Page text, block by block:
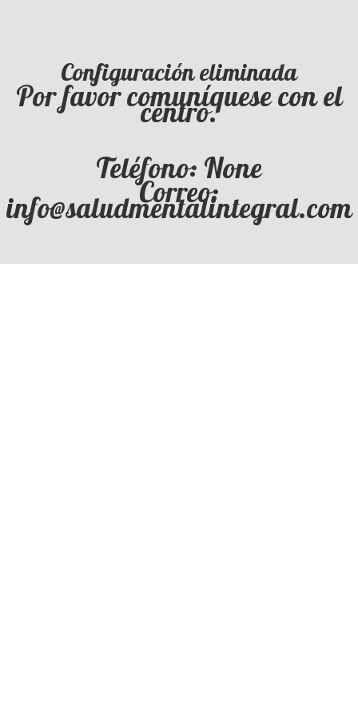
Configuración eliminada
Por favor comuníquese con el
centro.
Teléfono: None
Correo:
info@saludmentalintegral.com